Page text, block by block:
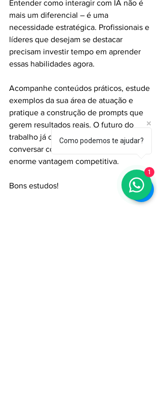
Entender como interagir com IA não é
mais um diferencial – é uma
necessidade estratégica. Profissionais e
líderes que desejam se destacar
precisam investir tempo em aprender
essas habilidades agora.
Acompanhe conteúdos práticos, estude
exemplos da sua área de atuação e
pratique a construção de prompts que
gerem resultados reais. O futuro do
trabalho já começou – e quem souber
conversar com as máquinas terá uma
enorme vantagem competitiva.
Bons estudos!
Como podemos te ajudar?
1